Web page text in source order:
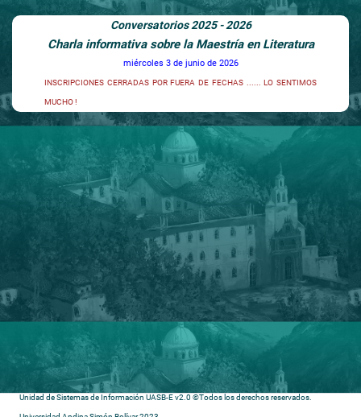
Conversatorios 2025 - 2026
Charla informativa sobre la Maestría en Literatura
miércoles 3 de junio de 2026
INSCRIPCIONES CERRADAS POR FUERA DE FECHAS ...... LO SENTIMOS
MUCHO !
Unidad de Sistemas de Información UASB-E v2.0 ©Todos los derechos reservados.